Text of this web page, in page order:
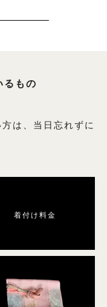
るもの
は、当日忘れずに
着付け料金